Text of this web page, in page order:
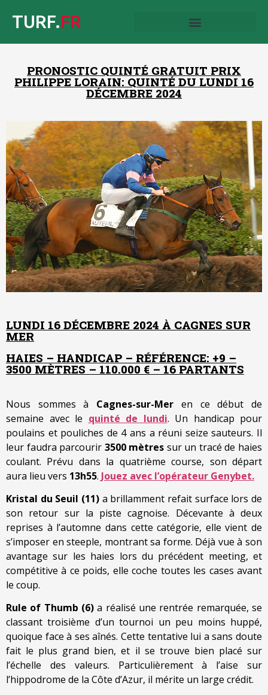
TURF.FR
PRONOSTIC QUINTÉ GRATUIT PRIX
PHILIPPE LORAIN: QUINTÉ DU LUNDI 16
DÉCEMBRE 2024
LUNDI 16 DÉCEMBRE 2024 À CAGNES SUR
MER
HAIES – HANDICAP – RÉFÉRENCE: +9 –
3500 MÈTRES – 110.000 € – 16 PARTANTS
Nous sommes à Cagnes-sur-Mer en ce début de
semaine avec le quinté de lundi. Un handicap pour
poulains et pouliches de 4 ans a réuni seize sauteurs. Il
leur faudra parcourir 3500 mètres sur un tracé de haies
coulant. Prévu dans la quatrième course, son départ
aura lieu vers 13h55. Jouez avec l’opérateur Genybet.
Kristal du Seuil (11) a brillamment refait surface lors de
son retour sur la piste cagnoise. Décevante à deux
reprises à l’automne dans cette catégorie, elle vient de
s’imposer en steeple, montrant sa forme. Déjà vue à son
avantage sur les haies lors du précédent meeting, et
compétitive à ce poids, elle coche toutes les cases avant
le coup.
Rule of Thumb (6)a réalisé une rentrée remarquée, se
classant troisième d’un tournoi un peu moins huppé,
quoique face à ses aînés. Cette tentative lui a sans doute
fait le plus grand bien, et il se trouve bien placé sur
l’échelle des valeurs. Particulièrement à l’aise sur
l’hippodrome de la Côte d’Azur, il mérite un large crédit.